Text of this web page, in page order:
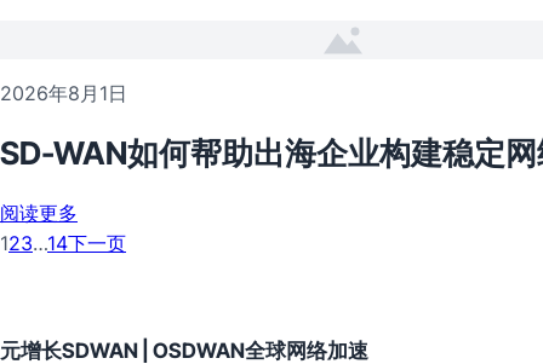
2026年8月1日
SD-WAN如何帮助出海企业构建稳定
阅读更多
123…14下一页
元增长SDWAN | OSDWAN全球网络加速